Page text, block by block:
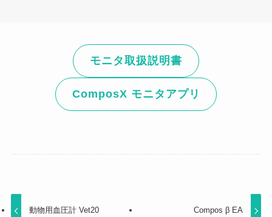
モニタ取扱説明書
ComposX モニタアプリ
動物用血圧計 Vet20 Compos β EA